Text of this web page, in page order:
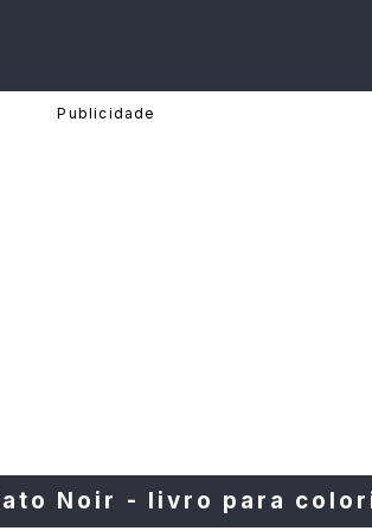
Noir - livro para